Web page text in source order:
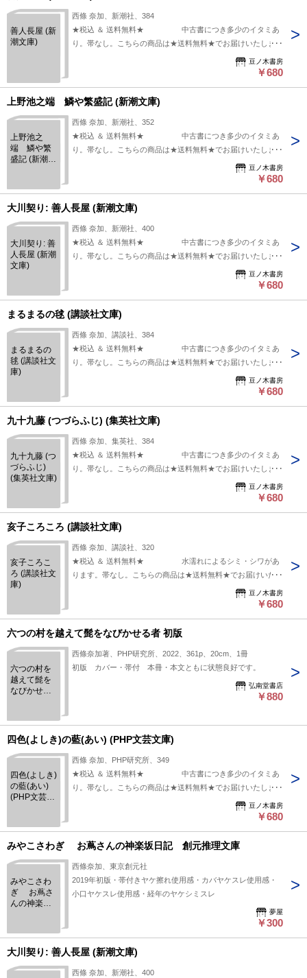
善人長屋 (新
潮文庫)
西條 奈加、新潮社、384
★税込 ＆ 送料無料★ 中古書につき多少のイタミあ
り。帯なし。こちらの商品は★送料無料★でお届けいたしま
豆ノ木書房
￥680
上野池之端 鱗や繁盛記 (新潮文庫)
上野池之
端 鱗や繁
盛記 (新潮文
西條 奈加、新潮社、352
★税込 ＆ 送料無料★ 中古書につき多少のイタミあ
り。帯なし。こちらの商品は★送料無料★でお届けいたしま
豆ノ木書房
￥680
大川契り: 善人長屋 (新潮文庫)
大川契り: 善
人長屋 (新潮
文庫)
西條 奈加、新潮社、400
★税込 ＆ 送料無料★ 中古書につき多少のイタミあ
り。帯なし。こちらの商品は★送料無料★でお届けいたしま
豆ノ木書房
￥680
まるまるの毬 (講談社文庫)
まるまるの
毬 (講談社文
庫)
西條 奈加、講談社、384
★税込 ＆ 送料無料★ 中古書につき多少のイタミあ
り。帯なし。こちらの商品は★送料無料★でお届けいたしま
豆ノ木書房
￥680
九十九藤 (つづらふじ) (集英社文庫)
九十九藤 (つ
づらふじ)
(集英社文庫)
西條 奈加、集英社、384
★税込 ＆ 送料無料★ 中古書につき多少のイタミあ
り。帯なし。こちらの商品は★送料無料★でお届けいたしま
豆ノ木書房
￥680
亥子ころころ (講談社文庫)
亥子ころこ
ろ (講談社文
庫)
西條 奈加、講談社、320
★税込 ＆ 送料無料★ 水濡れによるシミ・シワがあ
ります。帯なし。こちらの商品は★送料無料★でお届けいたし
豆ノ木書房
￥680
六つの村を越えて髭をなびかせる者 初版
六つの村を
越えて髭を
なびかせる
西條奈加著、PHP研究所、2022、361p、20cm、1冊
初版 カバー・帯付 本冊・本文ともに状態良好です。
弘南堂書店
￥880
四色(よしき)の藍(あい) (PHP文芸文庫)
四色(よしき)
の藍(あい)
(PHP文芸文
西條 奈加、PHP研究所、349
★税込 ＆ 送料無料★ 中古書につき多少のイタミあ
り。帯なし。こちらの商品は★送料無料★でお届けいたしま
豆ノ木書房
￥680
みやこさわぎ お蔦さんの神楽坂日記 創元推理文庫
みやこさわ
ぎ お蔦さ
んの神楽坂
西條奈加、東京創元社
2019年初版・帯付きヤケ擦れ使用感・カバヤケスレ使用感・
小口ヤケスレ使用感・経年のヤケシミスレ
夢屋
￥300
大川契り: 善人長屋 (新潮文庫)
西條 奈加、新潮社、400